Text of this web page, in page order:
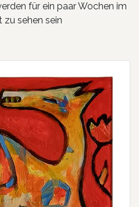
für ein paar Wochen im
zu sehen sein